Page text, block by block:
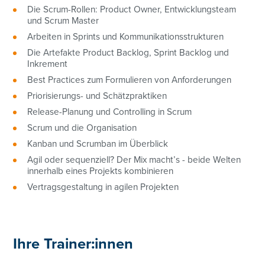
Die Scrum-Rollen: Product Owner, Entwicklungsteam
und Scrum Master
Arbeiten in Sprints und Kommunikationsstrukturen
Die Artefakte Product Backlog, Sprint Backlog und
Inkrement
Best Practices zum Formulieren von Anforderungen
Priorisierungs- und Schätzpraktiken
Release-Planung und Controlling in Scrum
Scrum und die Organisation
Kanban und Scrumban im Überblick
Agil oder sequenziell? Der Mix macht’s - beide Welten
innerhalb eines Projekts kombinieren
Vertragsgestaltung in agilen Projekten
Ihre Trainer:innen